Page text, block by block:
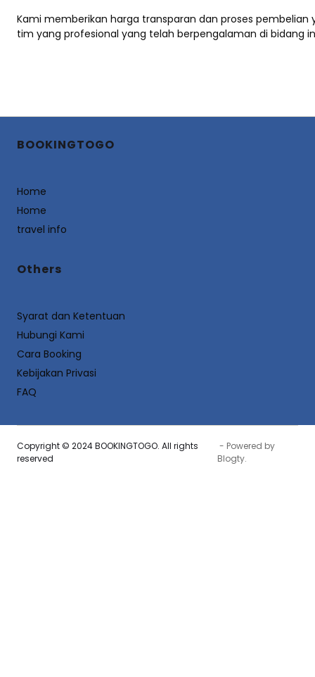
Kami memberikan harga transparan dan proses
tim yang profesional yang telah berpengalaman di bidang
BOOKINGTOGO
Home
Home
travel info
Others
Syarat dan Ketentuan
Hubungi Kami
Cara Booking
Kebijakan Privasi
FAQ
Copyright © 2024 BOOKINGTOGO. All rights
reserved
- Powered by
Blogty.